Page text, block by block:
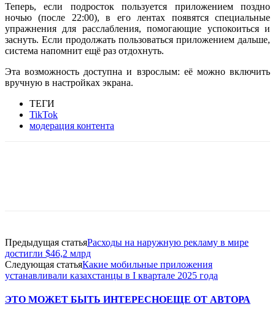
Теперь, если подросток пользуется приложением поздно
ночью (после 22:00), в его лентах появятся специальные
упражнения для расслабления, помогающие успокоиться и
заснуть. Если продолжать пользоваться приложением дальше,
система напомнит ещё раз отдохнуть.
Эта возможность доступна и взрослым: её можно включить
вручную в настройках экрана.
ТЕГИ
TikTok
модерация контента
Предыдущая статьяРасходы на наружную рекламу в мире
достигли $46,2 млрд
Следующая статьяКакие мобильные приложения
устанавливали казахстанцы в I квартале 2025 года
ЭТО МОЖЕТ БЫТЬ ИНТЕРЕСНОЕЩЕ ОТ АВТОРА